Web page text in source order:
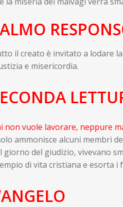
il creato è invitato a lodare
e misericordia.
non vuole lavorare, neppure
ammonisce alcuni membri
giorno del giudizio, vivevano
di vita cristiana e esorta i